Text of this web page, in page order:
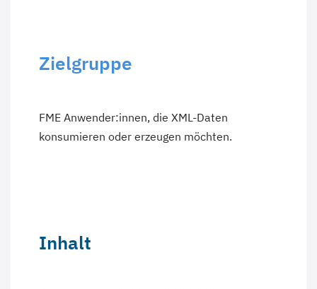
Zielgruppe
FME Anwender:innen, die XML-Daten
konsumieren oder erzeugen möchten.
Inhalt